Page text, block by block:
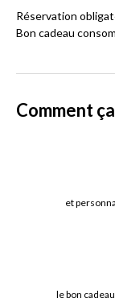
Réservation
Bon cadeau
Comment
et
le bon